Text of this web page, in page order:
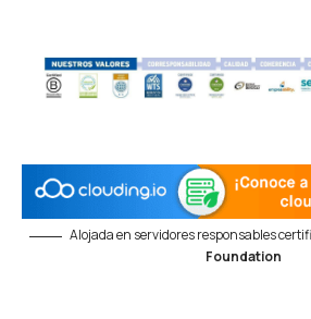
Alojada en servidores responsables
Foundation